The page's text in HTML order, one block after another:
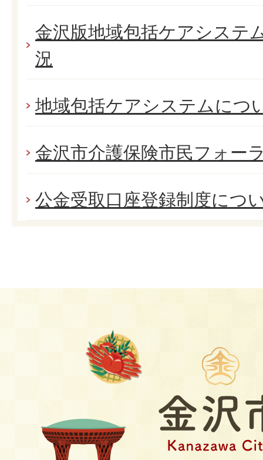
金沢版地域包括ケアシステ
況
地域包括ケアシステムにつ
金沢市介護保険市民フォー
公金受取口座登録制度につ